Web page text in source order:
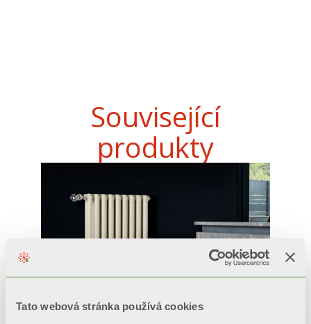
Tato webová stránka používá cookies
Související
produkty